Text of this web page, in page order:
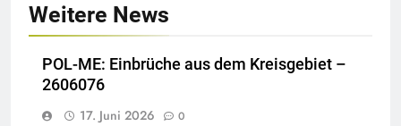
Weitere News
POL-ME: Einbrüche aus dem Kreisgebiet –
2606076
17. Juni 2026
0